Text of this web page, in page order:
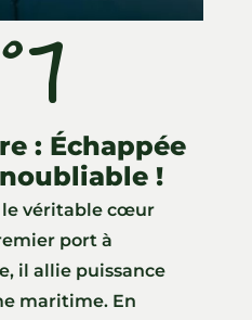
: Échappée
!
le véritable cœur
port à
il allie puissance
maritime. En